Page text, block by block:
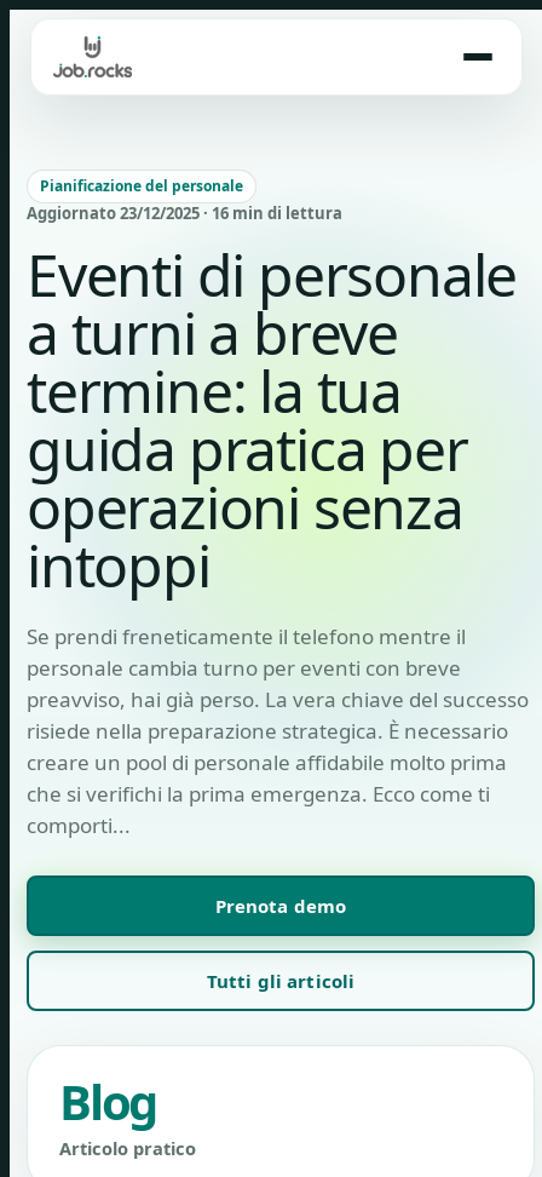
content
Pianificazione del personale
Aggiornato 23/12/2025 · 16 min di lettura
Eventi di personale
a turni a breve
termine: la tua
guida pratica per
operazioni senza
intoppi
Se prendi freneticamente il telefono mentre il
personale cambia turno per eventi con breve
preavviso, hai già perso. La vera chiave del successo
risiede nella preparazione strategica. È necessario
creare un pool di personale affidabile molto prima
che si verifichi la prima emergenza. Ecco come ti
comporti...
Prenota demo
Tutti gli articoli
Blog
Articolo pratico